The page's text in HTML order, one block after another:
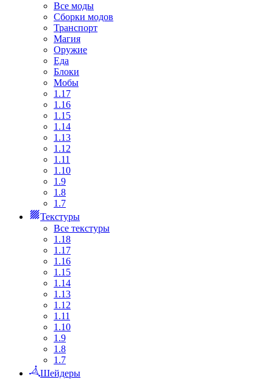
Все моды
Сборки модов
Транспорт
Магия
Оружие
Еда
Блоки
Мобы
1.17
1.16
1.15
1.14
1.13
1.12
1.11
1.10
1.9
1.8
1.7
Текстуры
Все текстуры
1.18
1.17
1.16
1.15
1.14
1.13
1.12
1.11
1.10
1.9
1.8
1.7
Шейдеры